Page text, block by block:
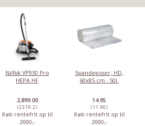
Nilfisk VP930 Pro
HEPA HF
2,899.00
(2319.2)
Køb rentefrit op til
2000,-
Spandeposer, HD,
60x85 cm - 50l.
14.95
(11.96)
Køb rentefrit op til
2000,-